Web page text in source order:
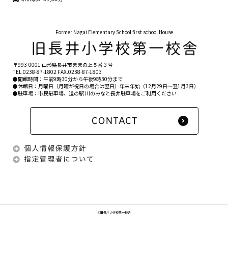
Former Nagai Elementary School first school House
〒993-0001 山形県長井市ままの上５番３号
TEL.0238-87-1802 FAX.0238-87-1803
●開館時間：午前9時30分から午後9時30分まで
●休館日：月曜日（月曜が祝日の場合は翌日）年末年始（12月29日〜翌1月3日）
●駐車場：市民駐車場、道の駅 川のみなと長井駐車場をご利用ください
©旧長井小学校第一校舎